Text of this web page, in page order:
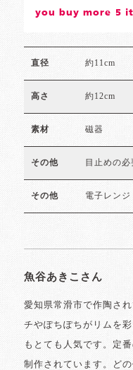
you buy more 5
直径 約11cm
高さ 約12cm
素材 磁器
その他 目止めの必
その他 電子レンジ
魚谷あきこさん
愛知県常滑市で作陶さ
チやぽちぽちがリムを
もとても人気です。定
制作されています。ど